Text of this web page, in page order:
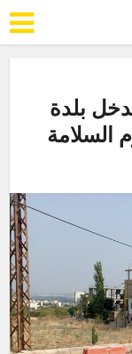
بلدة
السلامة